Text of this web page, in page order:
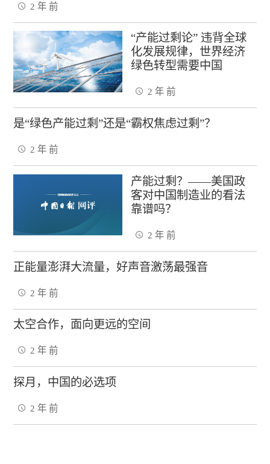
2 年 前
“产能过剩论” 违背全球
化发展规律，世界经济
绿色转型需要中国
2 年 前
是“绿色产能过剩”还是“霸权焦虑过剩”？
2 年 前
产能过剩？——美国政
客对中国制造业的看法
靠谱吗？
2 年 前
正能量澎湃大流量，好声音激荡最强音
2 年 前
太空合作，面向更远的空间
2 年 前
探月，中国的必选项
2 年 前